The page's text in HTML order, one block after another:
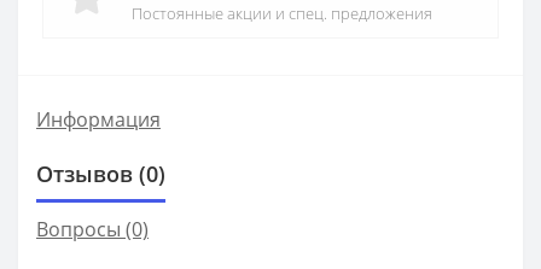
Постоянные акции и спец. предложения
Информация
Отзывов (0)
Вопросы (0)